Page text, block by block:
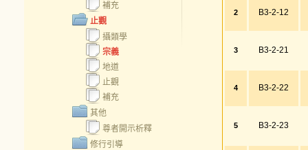
補充
止觀
攝類學
宗義
地道
止觀
補充
其他
尊者開示析釋
修行引導
2 B3-2-12
3 B3-2-21
4 B3-2-22
5 B3-2-23